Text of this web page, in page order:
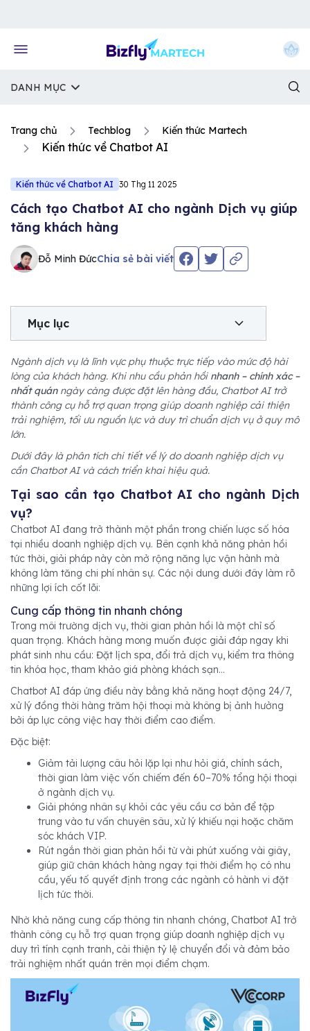
DANH MỤC
Trang chủ Techblog Kiến thức Martech
Kiến thức về Chatbot AI
Kiến thức về Chatbot AI 30 Thg 11 2025
Cách tạo Chatbot AI cho ngành Dịch vụ giúp
tăng khách hàng
Đỗ Minh ĐứcChia sẻ bài viết
Mục lục
Ngành dịch vụ là lĩnh vực phụ thuộc trực tiếp vào mức độ hài
lòng của khách hàng. Khi nhu cầu phản hồi nhanh – chính xác –
nhất quánngày càng được đặt lên hàng đầu, Chatbot AI trở
thành công cụ hỗ trợ quan trọng giúp doanh nghiệp cải thiện
trải nghiệm, tối ưu nguồn lực và duy trì chuẩn dịch vụ ở quy mô
lớn.
Dưới đây là phân tích chi tiết về lý do doanh nghiệp dịch vụ
cần Chatbot AI và cách triển khai hiệu quả.
Tại sao cần tạo Chatbot AI cho ngành Dịch
vụ?
Chatbot AI đang trở thành một phần trong chiến lược số hóa
tại nhiều doanh nghiệp dịch vụ. Bên cạnh khả năng phản hồi
tức thời, giải pháp này còn mở rộng năng lực vận hành mà
không làm tăng chi phí nhân sự. Các nội dung dưới đây làm rõ
những lợi ích cốt lõi:
Cung cấp thông tin nhanh chóng
Trong môi trường dịch vụ, thời gian phản hồi là một chỉ số
quan trọng. Khách hàng mong muốn được giải đáp ngay khi
phát sinh nhu cầu: Đặt lịch spa, đổi trả dịch vụ, kiểm tra thông
tin khóa học, tham khảo giá phòng khách sạn…
Chatbot AI đáp ứng điều này bằng khả năng hoạt động 24/7,
xử lý đồng thời hàng trăm hội thoại mà không bị ảnh hưởng
bởi áp lực công việc hay thời điểm cao điểm.
Đặc biệt:
Giảm tải lượng câu hỏi lặp lại như hỏi giá, chính sách,
thời gian làm việc vốn chiếm đến 60–70% tổng hội thoại
ở ngành dịch vụ.
Giải phóng nhân sự khỏi các yêu cầu cơ bản để tập
trung vào tư vấn chuyên sâu, xử lý khiếu nại hoặc chăm
sóc khách VIP.
Rút ngắn thời gian phản hồi từ vài phút xuống vài giây,
giúp giữ chân khách hàng ngay tại thời điểm họ có nhu
cầu, yếu tố quyết định trong các ngành có hành vi đặt
lịch tức thời.
Nhờ khả năng cung cấp thông tin nhanh chóng, Chatbot AI trở
thành công cụ hỗ trợ quan trọng giúp doanh nghiệp dịch vụ
duy trì tính cạnh tranh, cải thiện tỷ lệ chuyển đổi và đảm bảo
trải nghiệm nhất quán trên mọi điểm chạm.